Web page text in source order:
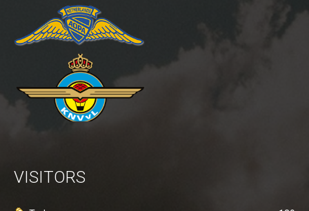
Luchtvaartuigen
PH-1KS DJI P3P
PH-2GO DJI I1
PH-5VU DJI Mavic 2 Ent DUAL
PH-8MF Acecore ZOE
VISITORS